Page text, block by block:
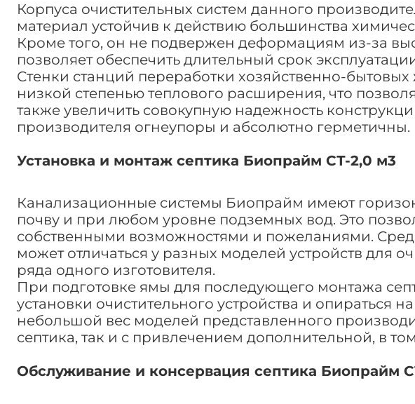
Корпуса очистительных систем данного
материал устойчив к действию большинства
Кроме того, он не подвержен деформациям из-за
позволяет обеспечить длительный срок
Стенки станций переработки хозяйственно-
низкой степенью теплового расширения, что
также увеличить совокупную надежность
производителя огнеупоры и абсолютно герметичны.
Установка и монтаж септика Биопрайм СТ-2,0 м3
Канализационные системы Биопрайм имеют
почву и при любом уровне подземных вод. Это
собственными возможностями и пожеланиями.
может отличаться у разных моделей устройств для
ряда одного изготовителя.
При подготовке ямы для последующего монтажа
установки очистительного устройства и опираться
небольшой вес моделей представленного
септика, так и с привлечением дополнительной, в
Обслуживание и консервация септика Биопрайм